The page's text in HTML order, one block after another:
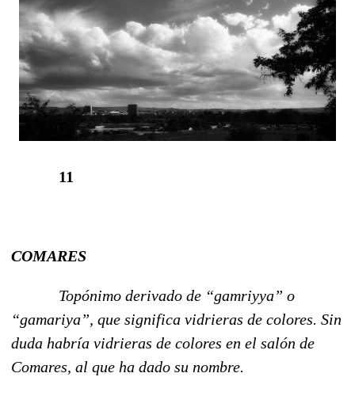
11
COMARES
Topónimo derivado de “gamriyya” o
“gamariya”, que significa vidrieras de colores. Sin
duda habría vidrieras de colores en el salón de
Comares, al que ha dado su nombre.